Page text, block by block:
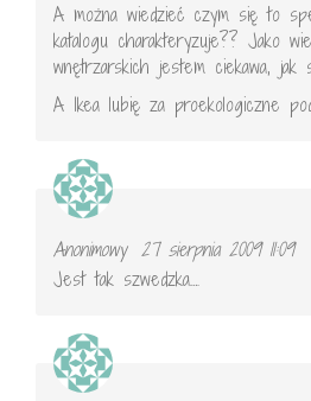
A można wiedzieć czym się to
katalogu charakteryzuje?? Jako
wnętrzarskich jestem ciekawa, jak
A Ikea lubię za proekologiczne
Anonimowy 27 sierpnia 2009 11:09
Jest tak szwedzka….